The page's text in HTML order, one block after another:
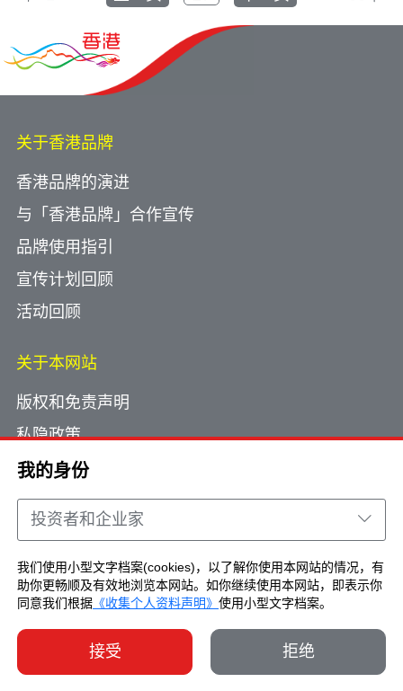
我的身份
投资者和企业家
我们使用小型文字档案(cookies)，以了解你使用本网站的情况，有
助你更畅顺及有效地浏览本网站。如你继续使用本网站，即表示你
同意我们根据 《收集个人资料声明》 使用小型文字档案。
接受 拒绝
关于香港品牌
香港品牌的演进
与「香港品牌」合作宣传
品牌使用指引
宣传计划回顾
活动回顾
关于本网站
版权和免责声明
私隐政策
使用小型文字档案
网页指南
联络我们
Copyright © Brand Hong Kong. All Rights
Reserved.